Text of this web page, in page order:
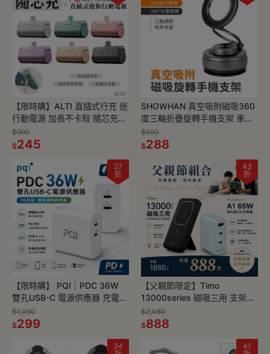
【限時購】ALTI 直插式行充 迷
行動電源 加長不卡殼 隨芯充
iPhone專用 Lightning
$990
$245
SHOWHAN 真空吸附磁吸360
度三軸折疊旋轉手機支架 車用
支架G512
$590
$288
27
折
【限時購】 PQI｜PDC 36W
雙孔USB-C 電源供應器 充電器
(支援PD快充)
$1,090
$299
43
折
【父親節限定】Timo
13000series 磁吸三用 支架無
線充行動電源 + A1 65W 2C1A
三孔充電器
$2,080
$888
34
41